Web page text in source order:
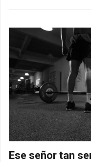
Ese señor tan